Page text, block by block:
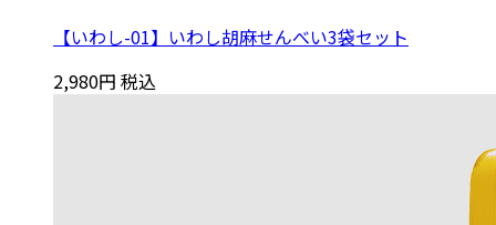
【いわし-01】いわし胡麻せんべい3袋セット
2,980円 税込